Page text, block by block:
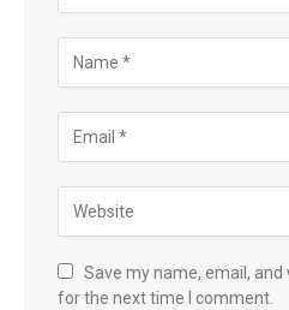
Save my name, email,
for the next time I comment.